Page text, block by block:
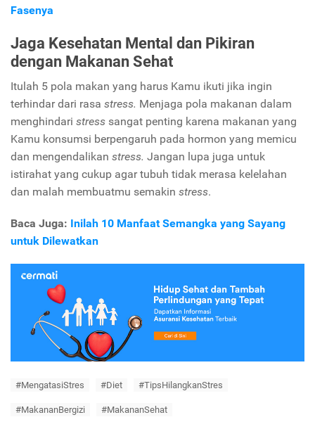
Fasenya
Jaga Kesehatan Mental dan Pikiran
dengan Makanan Sehat
Itulah 5 pola makan yang harus Kamu ikuti jika ingin
terhindar dari rasa stress. Menjaga pola makanan dalam
menghindari stress sangat penting karena makanan yang
Kamu konsumsi berpengaruh pada hormon yang memicu
dan mengendalikan stress. Jangan lupa juga untuk
istirahat yang cukup agar tubuh tidak merasa kelelahan
dan malah membuatmu semakin stress.
Baca Juga: Inilah 10 Manfaat Semangka yang Sayang
untuk Dilewatkan
#MengatasiStres #Diet #TipsHilangkanStres
#MakananBergizi #MakananSehat